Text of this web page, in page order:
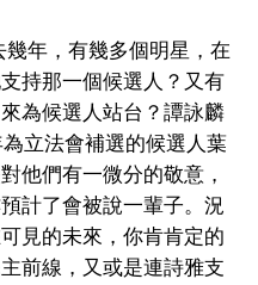
幾年，有幾多個明星，在
持那一個候選人？又有
為候選人站台？譚詠麟
立法會補選的候選人葉
他們有一微分的敬意，
計了會被說一輩子。況
見的未來，你肯肯定的
前線，又或是連詩雅支